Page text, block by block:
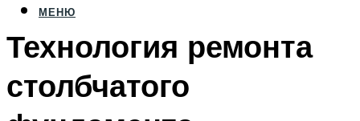
МЕНЮ
Технология ремонта
столбчатого